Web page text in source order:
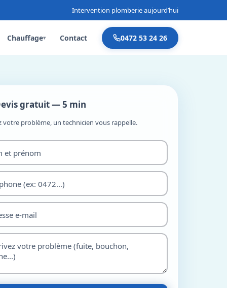
Intervention plomberie aujourd’hui
Chauffage▾ Contact 0472 53 24 26
gratuit — 5 min
votre problème, un technicien vous rappelle.